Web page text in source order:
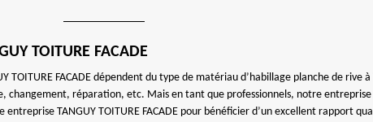
TOITURE FACADE
FACADE dépendent du type de matériau d’habillage planche de rive
réparation, etc. Mais en tant que professionnels, notre entreprise
TANGUY TOITURE FACADE pour bénéficier d’un excellent rapport